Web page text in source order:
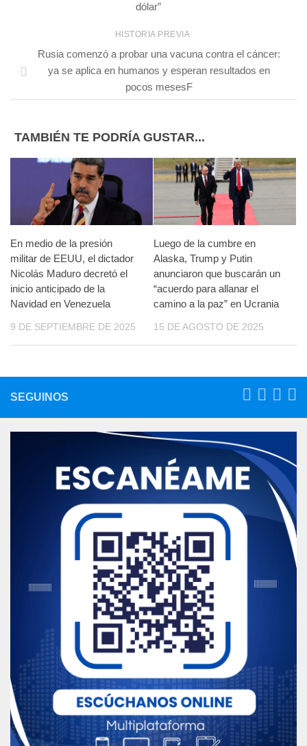
dólar”
HISTORIA PREVIA
Rusia comenzó a probar una vacuna contra el cáncer:
ya se aplica en humanos y esperan resultados en
pocos mesesF
TAMBIÉN TE PODRÍA GUSTAR...
En medio de la presión
militar de EEUU, el dictador
Nicolás Maduro decretó el
inicio anticipado de la
Navidad en Venezuela
9 DE SEPTIEMBRE DE 2025
Luego de la cumbre en
Alaska, Trump y Putin
anunciaron que buscarán un
“acuerdo para allanar el
camino a la paz” en Ucrania
15 DE AGOSTO DE 2025
SEGUINOS